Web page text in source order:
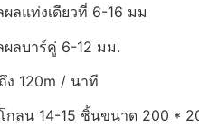
ลแท่งเดียวที่ 6-16 มม
ลบาร์คู่ 6-12 มม.
ง 120m / นาที
กลน 14-15 ชิ้นขนาด 200 *